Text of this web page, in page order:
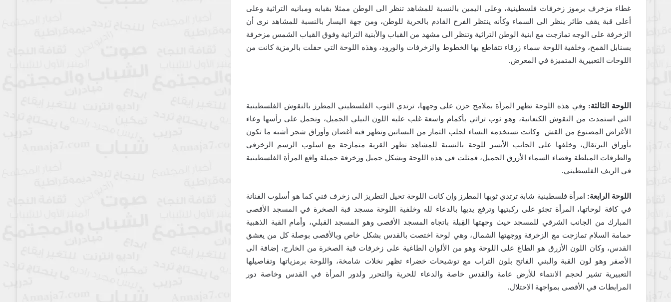
غطاء مزخرف برموز زخرفات فلسطينية، وعلى اليمين بالنسبة للمشاهد تنظر الى الوطن ممثلا بقبابه ومبانيه التراثية وعلى
أعلى قبة يقف طائر ينظر الى السماء وكأنه ينتظر الفرح القادم بالحرية للوطن، ومن جهة اليسار بالنسبة للمشاهد نرى أن
الزخرفة على الوجه تمازجت مع ابنية الوطن التراثية وتنظر الى مشهد من القباب والأبنية التراثية وفوق القباب الشمس مزخرفة
بسنابل القمح، وخلفية اللوحة سماء زرقاء تتقاطع بها الخطوط والزخرفات والورود، وهذه اللوحة التي حفلت بالرمزية كانت من
اللوحات التعبيرية المتميزة في المعرض.
اللوحة الثالثة: وفي هذه اللوحة تظهر المرأة بملامح حزن على وجهها، ترتدي الثوب الفلسطيني المطرز بالنقوش الفلسطينية
التي استمدت من النقوش الكنعانية، وهو ثوب تراثي بأكمام واسعة غلب عليه اللون النيلي الجميل، وتحمل على رأسها وعاء
الأغراض المصنوع من القش وكانت تستخدمه النساء لجلب الثمار من البساتين وتظهر فيه أغصان وأوراق شجر أشبه ما تكون
بأوراق البرتقال، وخلفها على الجانب الأيسر للوحة بالنسبة للمشاهد تظهر القرية متمازجة مع اسلوب الرسم الزخرفي
والطرقات المبلطة وفضاء السماء الأزرق الجميل، فمثلت في هذه اللوحة وبشكل جميل وزخرفة جميلة واقع المرأة الفلسطينية
في الريف الفلسطيني.
اللوحة الرابعة: امرأة فلسطينية شابة ترتدي ثوبها المطرز وإن كانت اللوحة تحيل التطريز الى زخرف فني كما هو أسلوب الفنانة
في كافة لوحاتها، المرأة تجثو على ركبتيها وترفع يديها بالدعاء لله وخلفية اللوحة مسجد قبة الصخرة في المسجد الأقصى
المبارك من الجانب الشرقي للمسجد حيث وجهتها القِبلة باتجاه المسجد الأقصى وهو المسجد القبلي، وأمام القبة الذهبية
حمامة السلام تمازجت مع الزخرفة ووجهتها الشمال، وهي لوحة اختصت بالقدس بشكل خاص وبالأقصى بوصلة كل من يعشق
القدس، وكان اللون الأزرق هو الطاغ على اللوحة وهو من الألوان الطاغية على زخرفات قبة الصخرة من الخارج، إضافة الى
الأصفر وهو لون القبة والبني الفاتح بلون التراب مع توشيحات خضراء تظهر نخلات شامخة، واللوحة برمزياتها وتفاصيلها
التعبيرية تشير لحجم الانتماء للأرض عامة والقدس خاصة والدعاء للحرية والتحرر ولدور المرأة في القدس وخاصة دور
المرابطات في الأقصى بمواجهة الاحتلال.